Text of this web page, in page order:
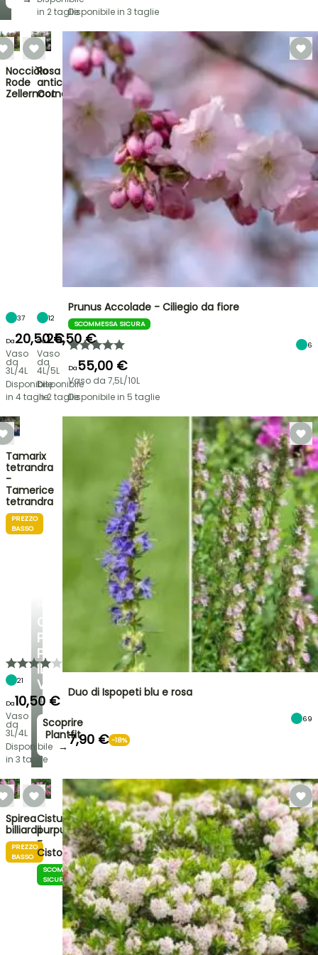
CONSIGLI
PERSONALIZZATI
PER
IL
VOSTRO
GIARDINO
Scoprire
Plantfit
→
in 2 taglieDisponibile in 3 taglie
Nocciòlo
Rode
Zellernoot
37
Da20,50 €
Vaso
da
3L/4L
Disponibile
in 4 taglie
Rosa
antica
Cornelia
12
Da25,50 €
Vaso
da
4L/5L
Disponibile
in 2 taglie
Prunus Accolade - Ciliegio da fiore
SCOMMESSA SICURA
6
Da55,00 €
Vaso da 7,5L/10L
Disponibile in 5 taglie
Tamarix
tetrandra
-
Tamerice
tetrandra
PREZZO
BASSO
21
Da10,50 €
Vaso
da
3L/4L
Disponibile
in 3 taglie
Duo di Ispopeti blu e rosa
69
7,90 € -18%
Spirea
billiardii
PREZZO
BASSO
Cistus
purpureus
-
Cisto
SCOMMESSA
SICURA